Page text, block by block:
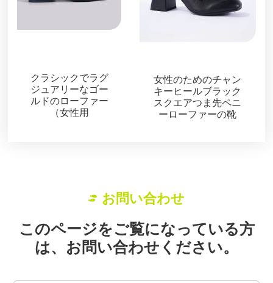
クラシックでラグ
ジュアリーなゴー
ルドのローファー
（女性用
女性のためのチャン
キーヒールブラック
スクエアつま先ペニ
ーローファーの靴
お問い合わせ
このページをご覧になっている方
は、お問い合わせください。